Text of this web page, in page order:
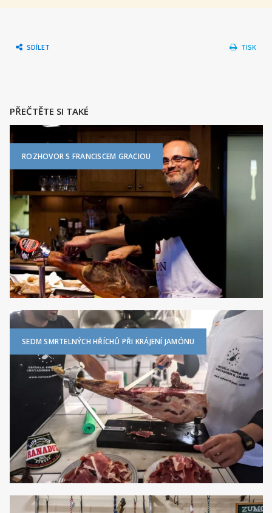
SDÍLET TISK
PŘEČTĚTE SI TAKÉ
ROZHOVOR S FRANCISCEM GRACIOU
SEDM SMRTELNÝCH HŘÍCHŮ PŘI KRÁJENÍ JAMÓNU